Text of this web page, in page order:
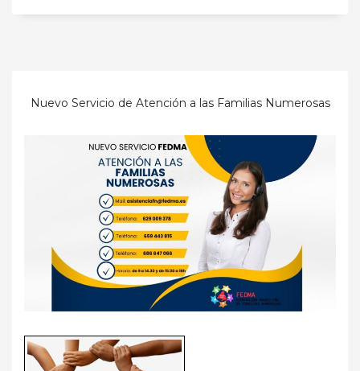
Nuevo Servicio de Atención a las Familias Numerosas